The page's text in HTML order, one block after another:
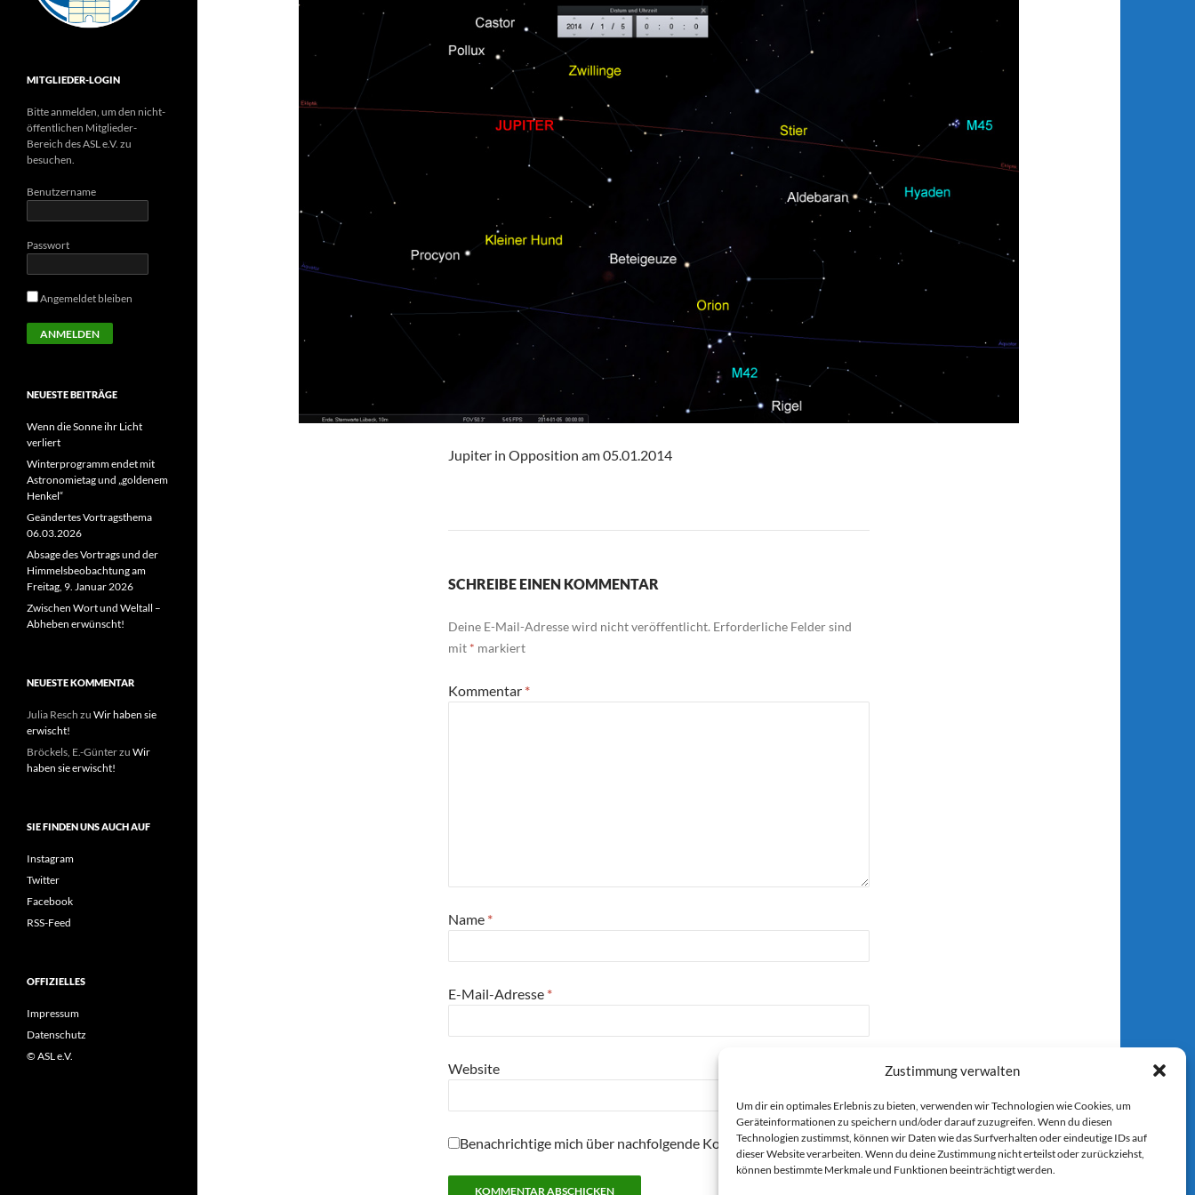
Zustimmung verwalten
Um dir ein optimales Erlebnis zu bieten, verwenden wir Technologien wie Cookies, um
Geräteinformationen zu speichern und/oder darauf zuzugreifen. Wenn du diesen
Technologien zustimmst, können wir Daten wie das Surfverhalten oder eindeutige IDs auf
dieser Website verarbeiten. Wenn du deine Zustimmung nicht erteilst oder zurückziehst,
können bestimmte Merkmale und Funktionen beeinträchtigt werden.
Jupiter in Opposition am 05.01.2014
SCHREIBE EINEN KOMMENTAR
Deine E-Mail-Adresse wird nicht veröffentlicht. Erforderliche Felder sind
mit * markiert
Kommentar *
Name *
E-Mail-Adresse *
Website
Benachrichtige mich über nachfolgende Kommentare per E-Mail.
MITGLIEDER-LOGIN
Bitte anmelden, um den nicht-
öffentlichen Mitglieder-
Bereich des ASL e.V. zu
besuchen.
Benutzername
Passwort
Angemeldet bleiben
NEUESTE BEITRÄGE
Wenn die Sonne ihr Licht
verliert
Winterprogramm endet mit
Astronomietag und „goldenem
Henkel“
Geändertes Vortragsthema
06.03.2026
Absage des Vortrags und der
Himmelsbeobachtung am
Freitag, 9. Januar 2026
Zwischen Wort und Weltall –
Abheben erwünscht!
NEUESTE KOMMENTAR
Julia Resch zu Wir haben sie
erwischt!
Bröckels, E.-Günterzu Wir
haben sie erwischt!
SIE FINDEN UNS AUCH AUF
Instagram
Twitter
Facebook
RSS-Feed
OFFIZIELLES
Impressum
Datenschutz
© ASL e.V.